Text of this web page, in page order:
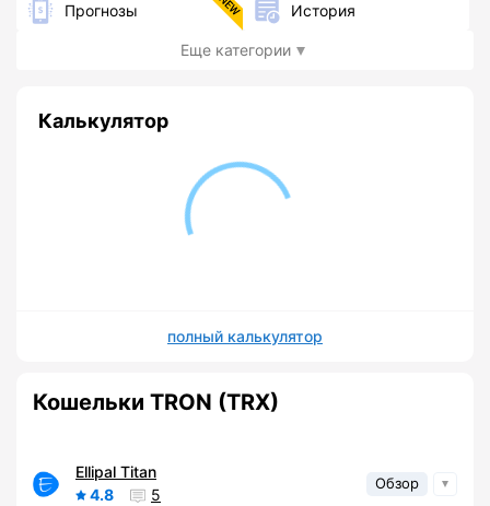
Прогнозы История
Еще категории
Калькулятор
полный калькулятор
Кошельки TRON (TRX)
Ellipal Titan
4.8
5
Обзор